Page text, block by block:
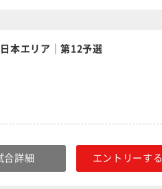
本エリア｜第12予選
合詳細 エントリーする